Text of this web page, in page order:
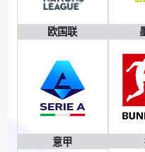
欧国联
意甲